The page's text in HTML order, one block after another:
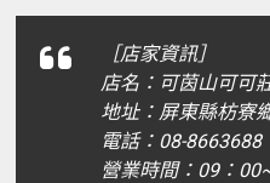
［店家資訊］
店名：可茵山可可
地址：屏東縣枋寮
電話：08-8663688
營業時間：09：